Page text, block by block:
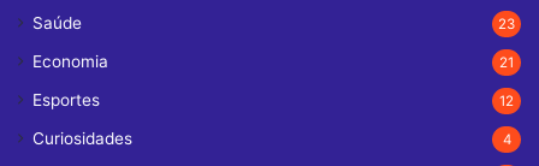
Saúde 23
Economia 21
Esportes 12
Curiosidades 4